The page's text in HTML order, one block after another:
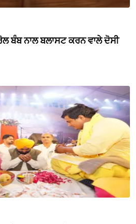
ਬੰਬ ਨਾਲ ਬਲਾਸਟ ਕਰਨ ਵਾਲੇ ਦੋਸੀ